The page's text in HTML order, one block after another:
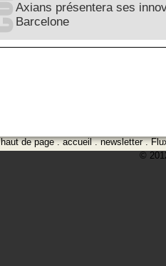
Axians présentera ses
Barcelone
haut de page.accueil.newsletter.
©